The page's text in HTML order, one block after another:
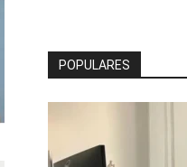
POPULARES